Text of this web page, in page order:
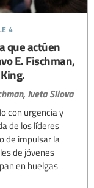
4
que actúen
E. Fischman,
Iveta Silova
con urgencia y
de los líderes
de impulsar la
de jóvenes
en huelgas